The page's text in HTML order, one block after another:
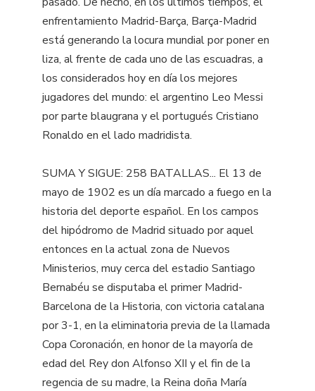
enfrentamiento Madrid-Barça, Barça-Madrid
está generando la locura mundial por poner en
liza, al frente de cada uno de las escuadras, a
los considerados hoy en día los mejores
jugadores del mundo: el argentino Leo Messi
por parte blaugrana y el portugués Cristiano
Ronaldo en el lado madridista.
SUMA Y SIGUE: 258 BATALLAS... El 13 de
mayo de 1902 es un día marcado a fuego en la
historia del deporte español. En los campos
del hipódromo de Madrid situado por aquel
entonces en la actual zona de Nuevos
Ministerios, muy cerca del estadio Santiago
Bernabéu se disputaba el primer Madrid-
Barcelona de la Historia, con victoria catalana
por 3-1, en la eliminatoria previa de la llamada
Copa Coronación, en honor de la mayoría de
edad del Rey don Alfonso XII y el fin de la
regencia de su madre, la Reina doña María